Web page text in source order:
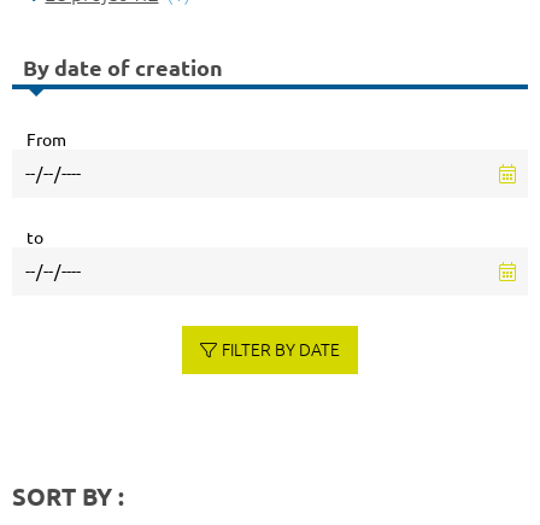
By date of creation
From
to
FILTER BY DATE
SORT BY :